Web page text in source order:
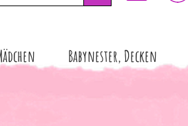
Babynester, Decken